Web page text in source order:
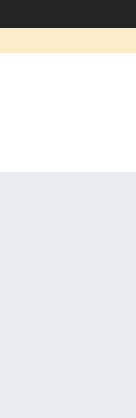
Цоликлоны для